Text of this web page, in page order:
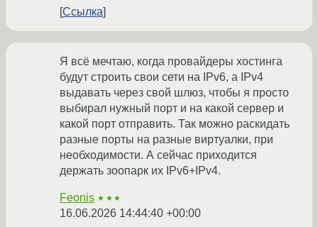
Ссылка
Я всё мечтаю, когда провайдеры хостинга
будут строить свои сети на IPv6, а IPv4
выдавать через свой шлюз, чтобы я просто
выбирал нужный порт и на какой сервер и
какой порт отправить. Так можно раскидать
разные порты на разные виртуалки, при
необходимости. А сейчас приходится
держать зоопарк их IPv6+IPv4.
Feonis ★★★
16.06.2026 14:44:40 +00:00